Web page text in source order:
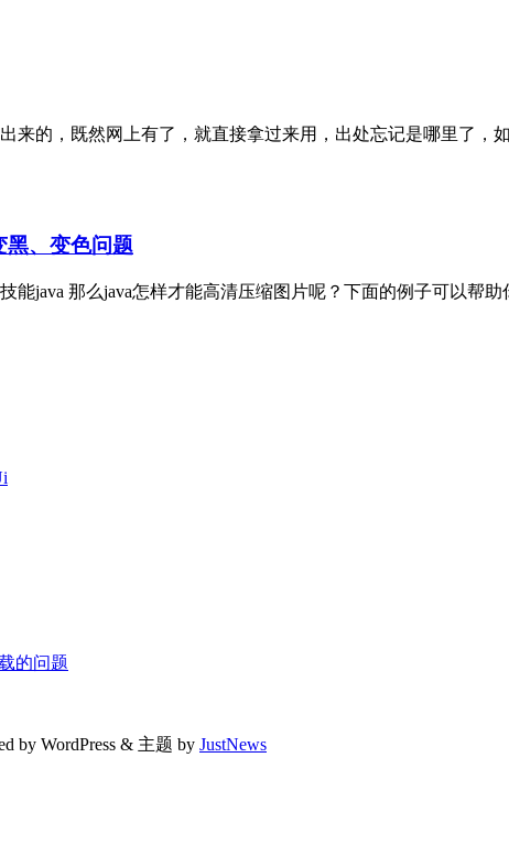
来的，既然网上有了，就直接拿过来用，出处忘记是哪里了，
黑、变色问题
java 那么java怎样才能高清压缩图片呢？下面的例子可以帮助
的问题
by WordPress & 主题 by JustNews